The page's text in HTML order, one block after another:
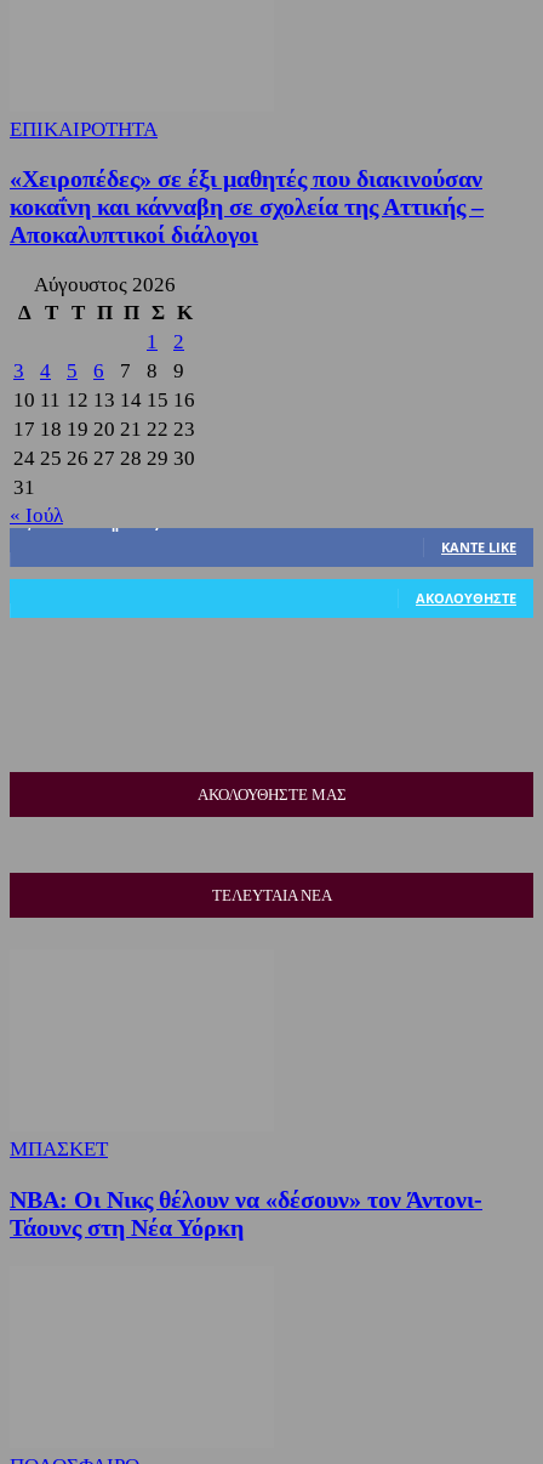
ΕΠΙΚΑΙΡΟΤΗΤΑ
«Χειροπέδες» σε έξι μαθητές που διακινούσαν
κοκαΐνη και κάνναβη σε σχολεία της Αττικής –
Αποκαλυπτικοί διάλογοι
Αύγουστος 2026
Δ
Τ Τ Π Π Σ Κ
1
2
3
4 5 6 7 8
9
10 11 12 13 14 15 16
17 18 19 20 21 22 23
24 25 26 27 28 29 30
31
« Ιούλ
3,822
ΚΆΝΤΕ LIKE
ΑΚΟΛΟΥΘΉΣΤΕ
ΑΚΟΛΟΥΘΗΣΤΕ ΜΑΣ
ΤΕΛΕΥΤΑΙΑ ΝΕΑ
ΜΠΑΣΚΕΤ
NBA: Οι Νικς θέλουν να «δέσουν» τον Άντονι-
Τάουνς στη Νέα Υόρκη